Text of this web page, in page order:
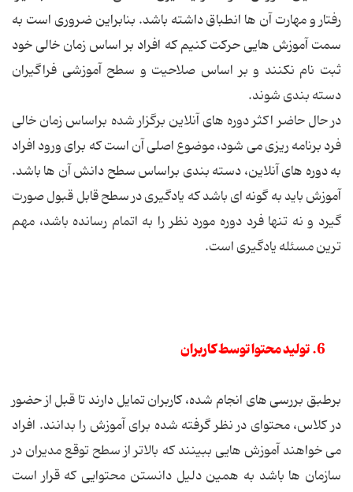
رفتار و مهارت آن ها انطباق داشته باشد. بنابراین ضروری است به
سمت آموزش هایی حرکت کنیم که افراد بر اساس زمان خالی خود
ثبت نام نکنند و بر اساس صلاحیت و سطح آموزشی فراگیران
دسته بندی شوند.
در حال حاضر اکثر دوره های آنلاین برگزار شده براساس زمان خالی
فرد برنامه ریزی می شود، موضوع اصلی آن است که برای ورود افراد
به دوره های آنلاین، دسته بندی براساس سطح دانش آن ها باشد.
آموزش باید به گونه ای باشد که یادگیری در سطح قابل قبول صورت
گیرد و نه تنها فرد دوره مورد نظر را به اتمام رسانده باشد، مهم
ترین مسئله یادگیری است.
6. تولید محتوا توسط کاربران
برطبق بررسی های انجام شده، کاربران تمایل دارند تا قبل از حضور
در کلاس، محتوای در نظر گرفته شده برای آموزش را بدانند. افراد
می خواهند آموزش هایی ببینند که بالاتر از سطح توقع مدیران در
سازمان ها باشد به همین دلیل دانستن محتوایی که قرار است